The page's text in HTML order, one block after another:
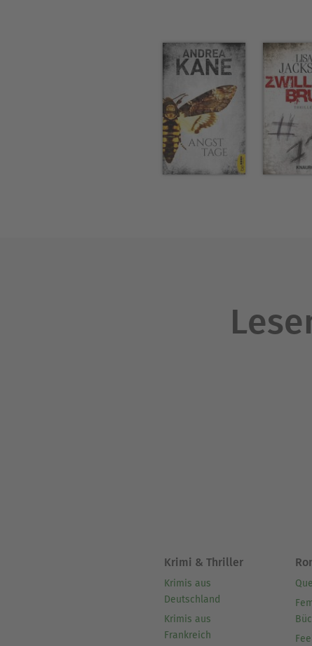
Krimi & Thriller
Krimis aus
Deutschland
Krimis aus
Frankreich